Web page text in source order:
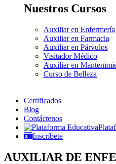
Nuestros Cursos
Auxiliar en Enfermería
Auxiliar en Farmacia
Auxiliar en Párvulos
Visitador Médico
Auxiliar en
Curso de Belleza
Certificados
Blog
Contáctenos
Inscríbete
AUXILIAR DE